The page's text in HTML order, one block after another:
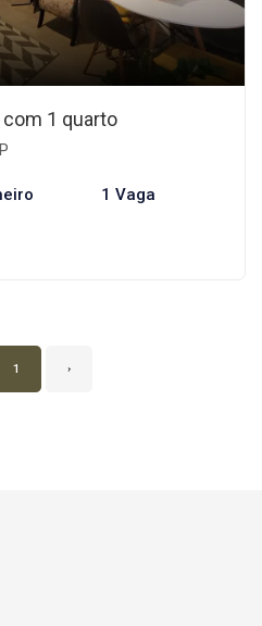
1 quarto
1 Vaga
1 ›